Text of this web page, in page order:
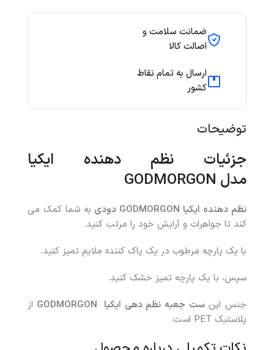
ضمانت سلامت و
اصالت کالا
ارسال به تمام نقاط
کشور
توضیحات
جزئیات
نظم دهنده ایکیا
مدل
نظم دهنده ایکیا دودی به شما کمک می
کند تا جواهرات و آرایش خود را مرتب کنید.
با یک پارچه مرطوب در یک پاک کننده ملایم تمیز کنید.
سپس، با یک پارچه تمیز خشک کنید.
جنس اینست جعبه نظم دهی ایکیا
از
پلاستیک PET است.